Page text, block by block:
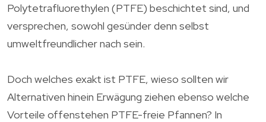
Polytetrafluorethylen (PTFE) beschichtet sind, und
versprechen, sowohl gesünder denn selbst
umweltfreundlicher nach sein.
Doch welches exakt ist PTFE, wieso sollten wir
Alternativen hinein Erwägung ziehen ebenso welche
Vorteile offenstehen PTFE-freie Pfannen? In